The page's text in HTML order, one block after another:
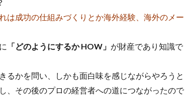
は成功の仕組みづくりとか海外経験、海外のメー
「どのようにするか HOW」 が財産であり知識で
るかを問い、しかも面白味を感じながらやろうと
、その後のプロの経営者への道につながったので